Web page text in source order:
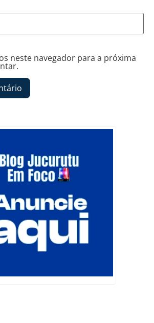
neste navegador para a próxima